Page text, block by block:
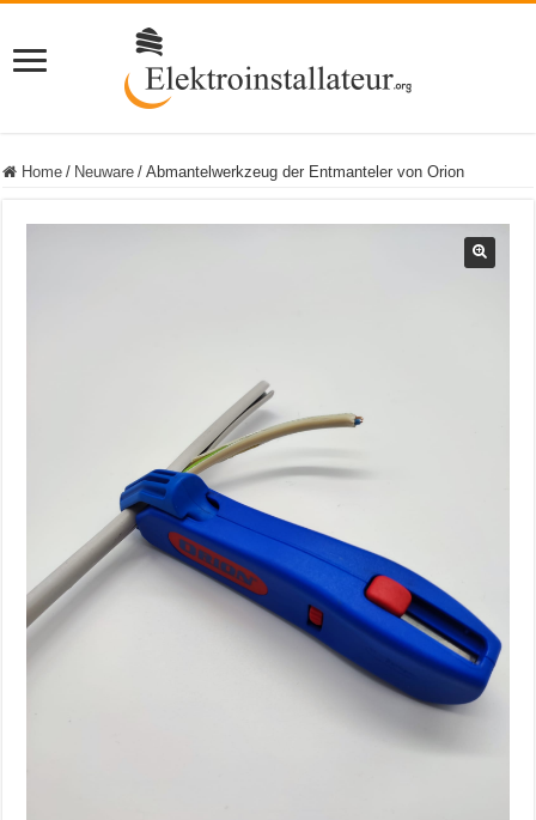
Home / Neuware / Abmantelwerkzeug der Entmanteler von Orion